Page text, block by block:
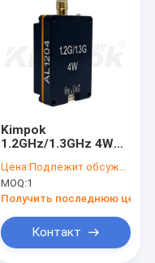
Kimpok
1.2GHz/1.3GHz 4W
модуль передачи
видеоданных,
дальний
сигнальный
передатчик AL1304
Цена:Подлежит обсуждению
MOQ:1
Получить последнюю цену
Контакт